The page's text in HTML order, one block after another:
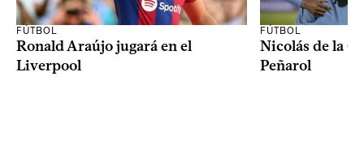
FÚTBOL
Ronald Araújo jugará en el
Liverpool
FÚTBOL
Nicolás de la
Peñarol